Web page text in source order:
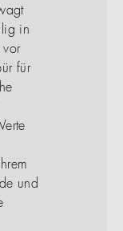
in
vor
für
und